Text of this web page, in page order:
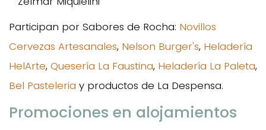
Participan por Sabores de Rocha: Novillos
Cervezas Artesanales, Nelson Burger's, Heladería
HelArte, Quesería La Faustina, Heladería La Paleta,
Bel Pasteleria y productos de La Despensa.
Promociones en alojamientos